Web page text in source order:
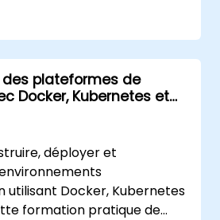
concevoir des
déployer des
gérer les ressources
OpenShift pour
d'applications modernes
cloud et hybrides.
plateformes de
Docker, Kubernetes et
déployer et
utilisant Docker, Kubernetes
formation pratique de